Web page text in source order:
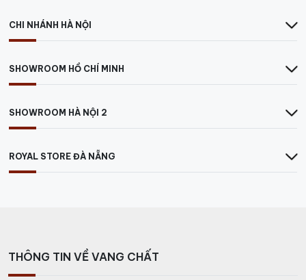
CHI NHÁNH HÀ NỘI
SHOWROOM HỒ CHÍ MINH
SHOWROOM HÀ NỘI 2
ROYAL STORE ĐÀ NẴNG
THÔNG TIN VỀ VANG CHẤT